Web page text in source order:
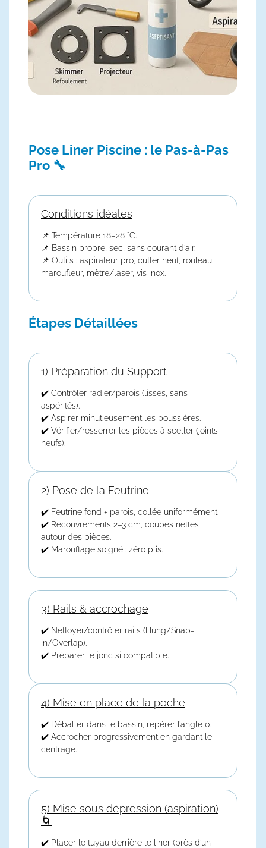
Pose Liner Piscine : le Pas-à-Pas
Pro 🔧
Conditions idéales
📌 Température 18–28 °C.
📌 Bassin propre, sec, sans courant d’air.
📌 Outils : aspirateur pro, cutter neuf, rouleau
maroufleur, mètre/laser, vis inox.
Étapes Détaillées
1) Préparation du Support
✔️ Contrôler radier/parois (lisses, sans
aspérités).
✔️ Aspirer minutieusement les poussières.
✔️ Vérifier/resserrer les pièces à sceller (joints
neufs).
2) Pose de la Feutrine
✔️ Feutrine fond + parois, collée uniformément.
✔️ Recouvrements 2–3 cm, coupes nettes
autour des pièces.
✔️ Marouflage soigné : zéro plis.
3) Rails & accrochage
✔️ Nettoyer/contrôler rails (Hung/Snap-
In/Overlap).
✔️ Préparer le jonc si compatible.
4) Mise en place de la poche
✔️ Déballer dans le bassin, repérer l’angle 0.
✔️ Accrocher progressivement en gardant le
centrage.
5) Mise sous dépression (aspiration)
🌀
✔️ Placer le tuyau derrière le liner (près d’un